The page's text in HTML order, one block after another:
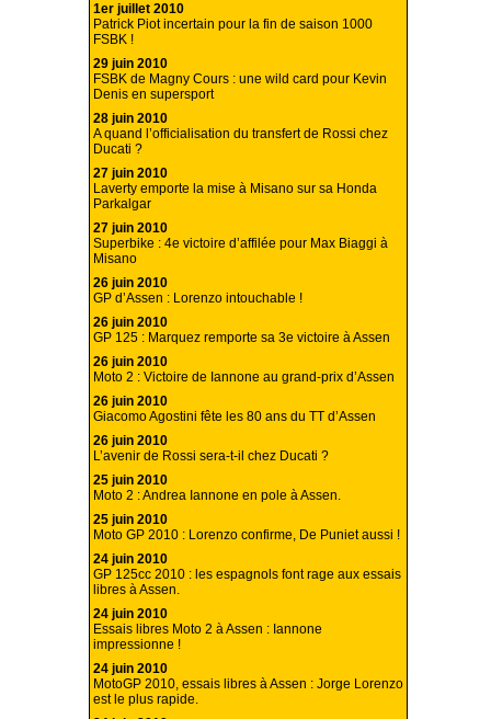
1er juillet 2010
Patrick Piot incertain pour la fin de saison 1000
FSBK !
29 juin 2010
FSBK de Magny Cours : une wild card pour Kevin
Denis en supersport
28 juin 2010
A quand l’officialisation du transfert de Rossi chez
Ducati ?
27 juin 2010
Laverty emporte la mise à Misano sur sa Honda
Parkalgar
27 juin 2010
Superbike : 4e victoire d’affilée pour Max Biaggi à
Misano
26 juin 2010
GP d’Assen : Lorenzo intouchable !
26 juin 2010
GP 125 : Marquez remporte sa 3e victoire à Assen
26 juin 2010
Moto 2 : Victoire de Iannone au grand-prix d’Assen
26 juin 2010
Giacomo Agostini fête les 80 ans du TT d’Assen
26 juin 2010
L’avenir de Rossi sera-t-il chez Ducati ?
25 juin 2010
Moto 2 : Andrea Iannone en pole à Assen.
25 juin 2010
Moto GP 2010 : Lorenzo confirme, De Puniet aussi !
24 juin 2010
GP 125cc 2010 : les espagnols font rage aux essais
libres à Assen.
24 juin 2010
Essais libres Moto 2 à Assen : Iannone
impressionne !
24 juin 2010
MotoGP 2010, essais libres à Assen : Jorge Lorenzo
est le plus rapide.